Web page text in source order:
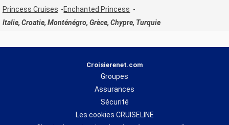
Princess Cruises
Enchanted Princess
Italie, Croatie, Monténégro, Grèce, Chypre, Turquie
Croisierenet.com
Groupes
Assurances
Sécurité
Les cookies CRUISELINE